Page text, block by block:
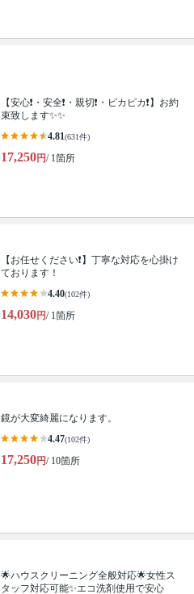
【安心❗️・安全❗️・親切❗️・ピカピカ❗️】お約
束致します✨✨
4.81(631件)
17,250円/ 1箇所
【お任せください❗️】丁寧な対応を心掛け
ております！
4.40(102件)
14,030円/ 1箇所
鏡が大変綺麗になります。
4.47(102件)
17,250円/ 10箇所
🌟ハウスクリーニング全般対応🌟女性ス
タッフ対応可能✨エコ洗剤使用で安心